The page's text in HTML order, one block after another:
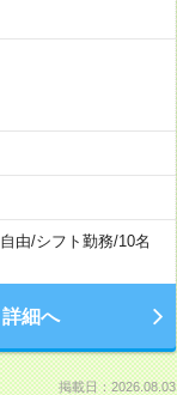
由/シフト勤務/10名
詳細へ
掲載日：2026.08.03